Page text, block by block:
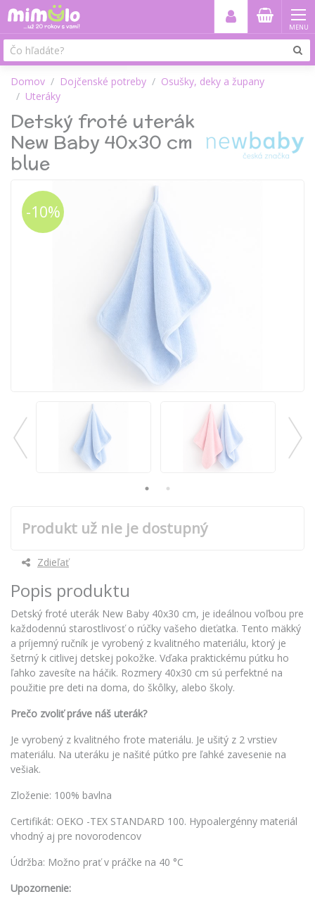
MENU
Domov Dojčenské potreby
Osušky, deky a župany
Uteráky
Detský froté uterák
New Baby 40x30 cm
blue
-10%
Produkt už nie je dostupný
Zdieľať
Popis produktu
Detský froté uterák New Baby 40x30 cm, je ideálnou voľbou pre
každodennú starostlivosť o rúčky vašeho dieťatka. Tento mäkký
a príjemný ručník je vyrobený z kvalitného materiálu, ktorý je
šetrný k citlivej detskej pokožke. Vďaka praktickému pútku ho
ľahko zavesíte na háčik. Rozmery 40x30 cm sú perfektné na
použitie pre deti na doma, do škôlky, alebo školy.
Prečo zvoliť práve náš uterák?
Je vyrobený z kvalitného frote materiálu. Je ušitý z 2 vrstiev
materiálu. Na uteráku je našité pútko pre ľahké zavesenie na
vešiak.
Zloženie: 100% bavlna
Certifikát: OEKO -TEX STANDARD 100. Hypoalergénny materiál
vhodný aj pre novorodencov
Údržba: Možno prať v práčke na 40 °C
Upozornenie: